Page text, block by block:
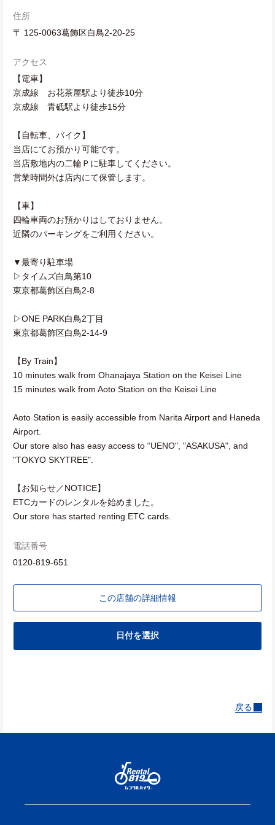
住所
〒 125-0063葛飾区白鳥2-20-25
アクセス
【電車】
京成線 お花茶屋駅より徒歩10分
京成線 青砥駅より徒歩15分
【自転車、バイク】
当店にてお預かり可能です。
当店敷地内の二輪Ｐに駐車してください。
営業時間外は店内にて保管します。
【車】
四輪車両のお預かりはしておりません。
近隣のパーキングをご利用ください。
▼最寄り駐車場
▷タイムズ白鳥第10
東京都葛飾区白鳥2-8
▷ONE PARK白鳥2丁目
東京都葛飾区白鳥2-14-9
【By Train】
10 minutes walk from Ohanajaya Station on the Keisei Line
15 minutes walk from Aoto Station on the Keisei Line
Aoto Station is easily accessible from Narita Airport and Haneda
Airport.
Our store also has easy access to “UENO", "ASAKUSA", and
"TOKYO SKYTREE".
【お知らせ／NOTICE】
ETCカードのレンタルを始めました。
Our store has started renting ETC cards.
電話番号
0120-819-651
この店舗の詳細情報
日付を選択
戻る